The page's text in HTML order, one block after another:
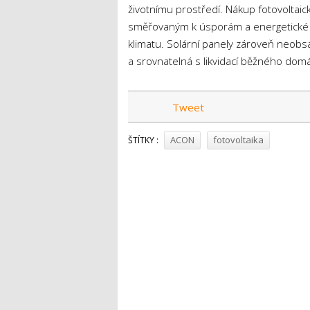
životnímu prostředí. Nákup
směřovaným k úsporám a
klimatu. Solární panely zároveň
a srovnatelná s likvidací běžného
Tweet
ŠTÍTKY : ACON fotovoltaika